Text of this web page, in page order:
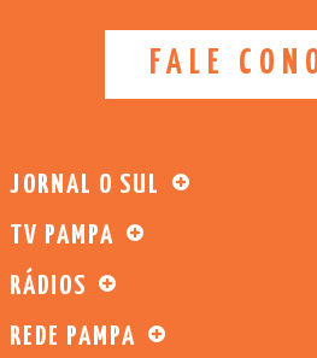
FALE
JORNAL O SUL
TV PAMPA
RÁDIOS
REDE PAMPA